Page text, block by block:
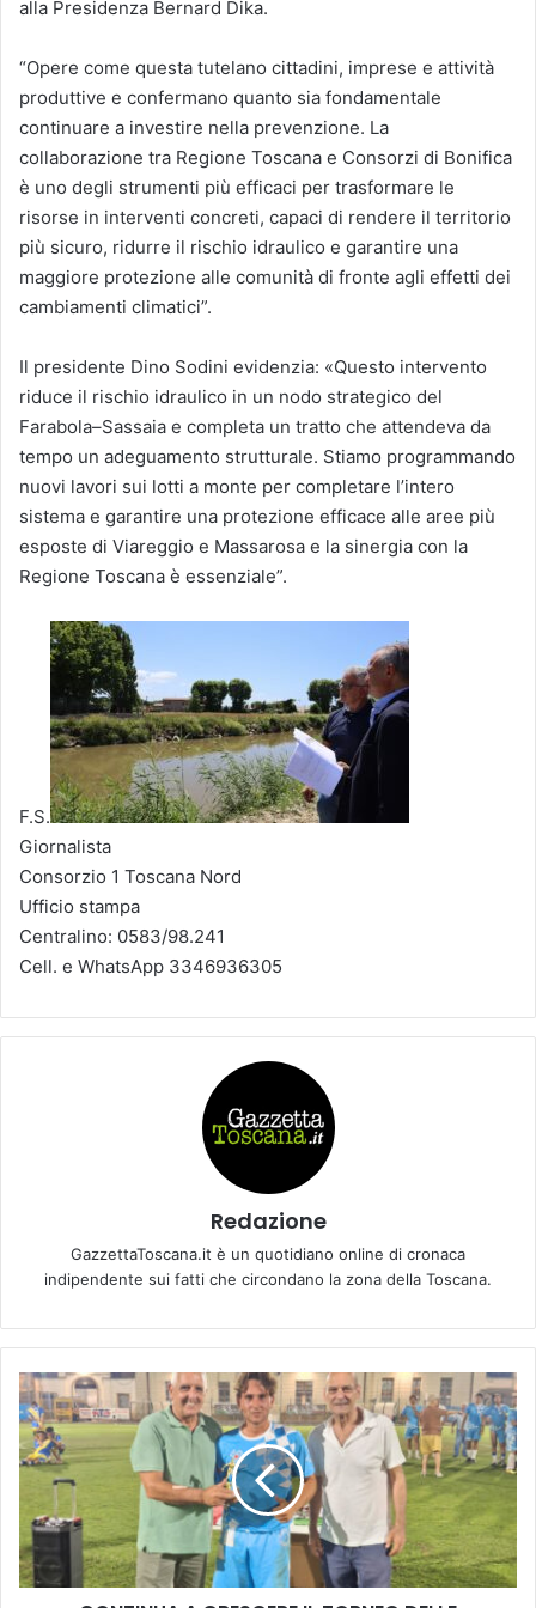
alla Presidenza Bernard Dika.
“Opere come questa tutelano cittadini, imprese e attività
produttive e confermano quanto sia fondamentale
continuare a investire nella prevenzione. La
collaborazione tra Regione Toscana e Consorzi di Bonifica
è uno degli strumenti più efficaci per trasformare le
risorse in interventi concreti, capaci di rendere il territorio
più sicuro, ridurre il rischio idraulico e garantire una
maggiore protezione alle comunità di fronte agli effetti dei
cambiamenti climatici”.
Il presidente Dino Sodini evidenzia: «Questo intervento
riduce il rischio idraulico in un nodo strategico del
Farabola–Sassaia e completa un tratto che attendeva da
tempo un adeguamento strutturale. Stiamo programmando
nuovi lavori sui lotti a monte per completare l’intero
sistema e garantire una protezione efficace alle aree più
esposte di Viareggio e Massarosa e la sinergia con la
Regione Toscana è essenziale”.
F.S.
Giornalista
Consorzio 1 Toscana Nord
Ufficio stampa
Centralino: 0583/98.241
Cell. e WhatsApp 3346936305
Redazione
GazzettaToscana.it è un quotidiano online di cronaca
indipendente sui fatti che circondano la zona della Toscana.
C
O
N
T
A
A